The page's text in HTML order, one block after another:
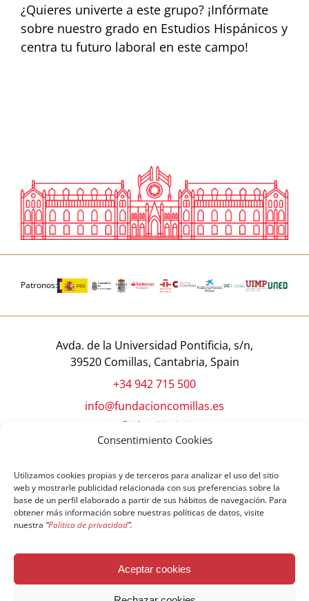
Consentimiento Cookies
Utilizamos cookies propias y de terceros para analizar el uso del sitio
web y mostrarle publicidad relacionada con sus preferencias sobre la
base de un perfil elaborado a partir de sus hábitos de navegación. Para
obtener más información sobre nuestras políticas de datos, visite
nuestra “Política de privacidad”.
Aceptar cookies
¿Quieres univerte a este grupo? ¡Infórmate
sobre nuestro grado en Estudios Hispánicos y
centra tu futuro laboral en este campo!
Patronos:
Avda. de la Universidad Pontificia, s/n,
39520 Comillas, Cantabria, Spain
+34 942 715 500
info@fundacioncomillas.es
© Copyright Fundación Comillas
Política de cookies